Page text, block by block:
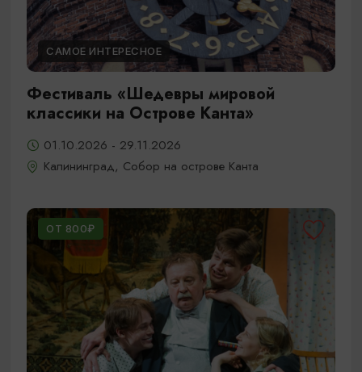
САМОЕ ИНТЕРЕСНОЕ
Фестиваль «Шедевры мировой
классики на Острове Канта»
01.10.2026 - 29.11.2026
Калининград, Собор на острове Канта
ОТ 800₽